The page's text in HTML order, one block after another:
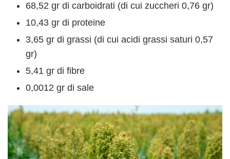
68,52 gr di carboidrati (di cui zuccheri 0,76 gr)
10,43 gr di proteine
3,65 gr di grassi (di cui acidi grassi saturi 0,57
gr)
5,41 gr di fibre
0,0012 gr di sale